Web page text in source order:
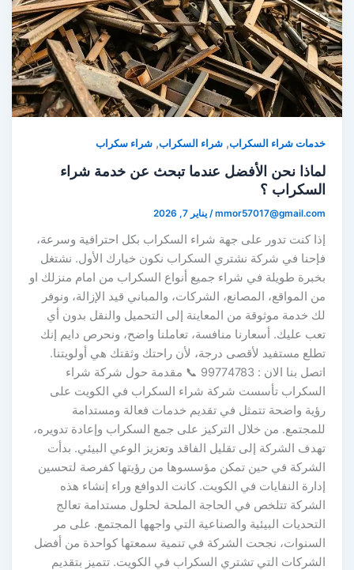
خدمات شراء السكراب,شراء السكراب,شراء سكراب
لماذا نحن الأفضل عندما تبحث عن خدمة شراء
السكراب ؟
mmor57017@gmail.com
/يناير 7, 2026
إذا كنت تدور على جهة شراء السكراب بكل احترافية وسرعة،
فإحنا في شركة نشتري السكراب نكون خيارك الأول. نشتغل
بخبرة طويلة في شراء جميع أنواع السكراب من امام منزلك او
من المواقع، المصانع، الشركات، والمباني قيد الإزالة، ونوفر
لك خدمة موثوقة من المعاينة إلى التحميل والنقل بدون أي
تعب عليك. أسعارنا منافسة، تعاملنا واضح، ونحرص دايم إنك
تطلع مستفيد لأقصى درجة، لأن راحتك وثقتك هي أولويتنا.
اتصل بنا الان : 99774783 📞 مقدمة حول شركة شراء
السكراب تأسست شركة شراء السكراب في الكويت على
رؤية واضحة تتمثل في تقديم خدمات فعالة ومستدامة
للمجتمع. من خلال التركيز على جمع السكراب وإعادة تدويره،
تهدف الشركة إلى تقليل الفاقد وتعزيز الوعي البيئي. بدأت
الشركة في حين تمكن مؤسسوها من رؤيتها كفرصة لتحسين
إدارة النفايات في الكويت. كانت الدوافع وراء إنشاء هذه
الشركة تتلخص في الحاجة الملحة لحلول مستدامة تعالج
التحديات البيئية والصناعية التي واجهها المجتمع. على مر
السنوات، نجحت الشركة في تنمية سمعتها كواحدة من أفضل
الشركات التي تشتري السكراب في الكويت. تتميز بتقديم